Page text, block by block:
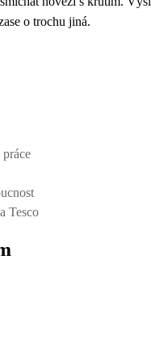
o trochu jiná.
Tesco